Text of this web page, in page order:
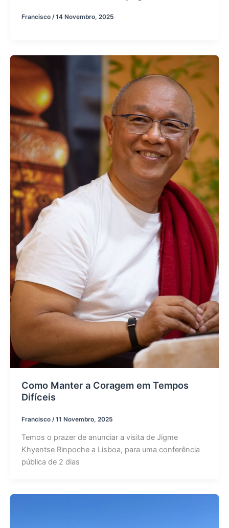
Francisco /14 Novembro, 2025
Como Manter a Coragem em Tempos
Difíceis
Francisco /11 Novembro, 2025
Temos o prazer de anunciar a visita de Jigme
Khyentse Rinpoche a Lisboa, para uma conferência
pública de 2 dias